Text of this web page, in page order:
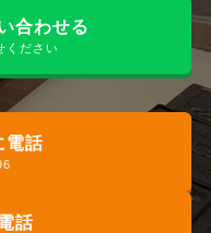
合わせる
ください
電話
話